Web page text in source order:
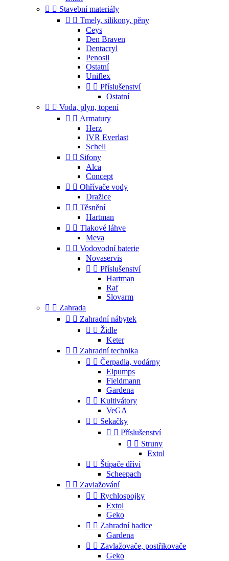
  Stavební materiály
  Tmely, silikony, pěny
Ceys
Den Braven
Dentacryl
Penosil
Ostatní
Uniflex
  Příslušenství
Ostatní
  Voda, plyn, topení
  Armatury
Herz
IVR Everlast
Schell
  Sifony
Alca
Concept
  Ohřívače vody
Dražice
  Těsnění
Hartman
  Tlakové láhve
Meva
  Vodovodní baterie
Novaservis
  Příslušenství
Hartman
Raf
Slovarm
  Zahrada
  Zahradní nábytek
  Židle
Keter
  Zahradní technika
  Čerpadla, vodárny
Elpumps
Fieldmann
Gardena
  Kultivátory
VeGA
  Sekačky
  Příslušenství
  Struny
Extol
  Štípače dříví
Scheepach
  Zavlažování
  Rychlospojky
Extol
Geko
  Zahradní hadice
Gardena
  Zavlažovače, postřikovače
Geko